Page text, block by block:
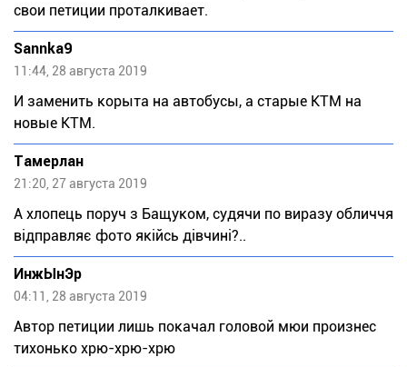
свои петиции проталкивает.
Sannka9
11:44, 28 августа 2019
И заменить корыта на автобусы, а старые КТМ на
новые КТМ.
Тaмeрлан
21:20, 27 августа 2019
А хлопець поруч з Бащуком, судячи по виразу обличчя
відправляє фото якійсь дівчині?..
ИнжЫнЭр
04:11, 28 августа 2019
Автор петиции лишь покачал головой мюи произнес
тихонько хрю-хрю-хрю